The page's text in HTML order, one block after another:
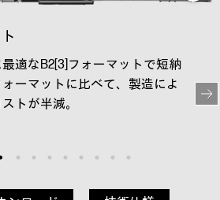
適なB2[3]フォーマットで短納
ーマットに比べて、製造によ
トが半減。
プ
替